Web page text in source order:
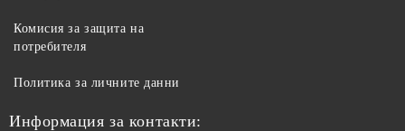
Комисия за защита на
потребителя
Политика за личните данни
Информация за контакти: